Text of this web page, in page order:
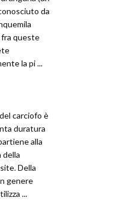
da
fra queste
la pi ...
carciofo è
duratura
alla
della
Della
genere
...